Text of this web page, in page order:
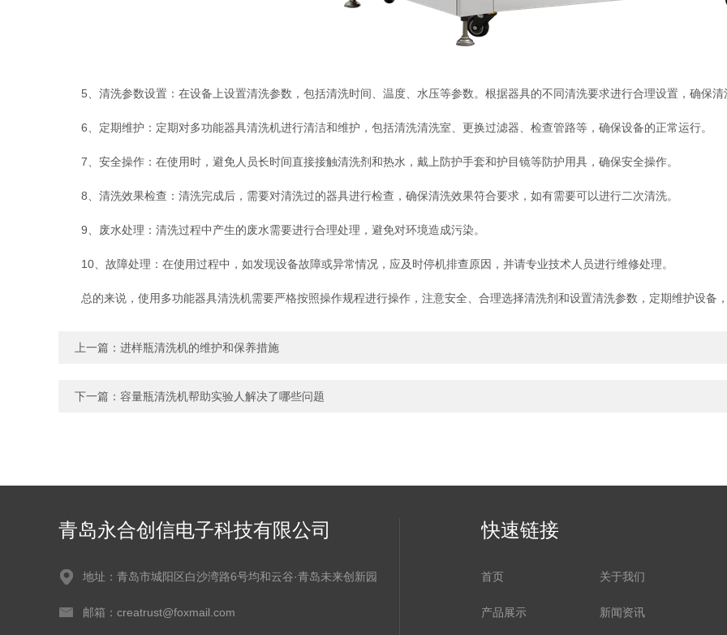
5、清洗参数设置：在设备上设置清洗参数，包括清洗时间、温度、水压等参数。根据器具的不同清洗要求进行合理设置，确保清
6、定期维护：定期对多功能器具清洗机进行清洁和维护，包括清洗清洗室、更换过滤器、检查管路等，确保设备的正常运行。
7、安全操作：在使用时，避免人员长时间直接接触清洗剂和热水，戴上防护手套和护目镜等防护用具，确保安全操作。
8、清洗效果检查：清洗完成后，需要对清洗过的器具进行检查，确保清洗效果符合要求，如有需要可以进行二次清洗。
9、废水处理：清洗过程中产生的废水需要进行合理处理，避免对环境造成污染。
10、故障处理：在使用过程中，如发现设备故障或异常情况，应及时停机排查原因，并请专业技术人员进行维修处理。
总的来说，使用多功能器具清洗机需要严格按照操作规程进行操作，注意安全、合理选择清洗剂和设置清洗参数，定期维护设备
上一篇： 进样瓶清洗机的维护和保养措施
下一篇： 容量瓶清洗机帮助实验人解决了哪些问题
青岛永合创信电子科技有限公司
地址：青岛市城阳区白沙湾路6号均和云谷·青岛未来创新园
邮箱：creatrust@foxmail.com
快速链接
首页 关于我们
产品展示 新闻资讯